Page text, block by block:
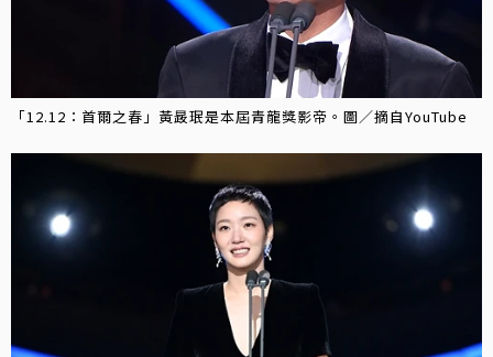
「12.12：首爾之春」黃晸珉是本屆青龍獎影帝。圖／摘自YouTube